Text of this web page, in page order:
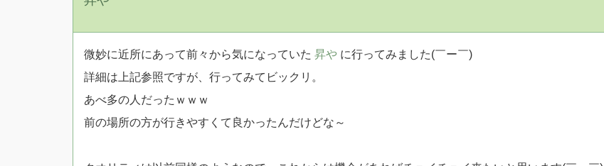
微妙に近所にあって前々から気になっていた 昇や に行ってみました(￣ー￣)
詳細は上記参照ですが、行ってみてビックリ。
あべ多の人だったｗｗｗ
前の場所の方が行きやすくて良かったんだけどな～